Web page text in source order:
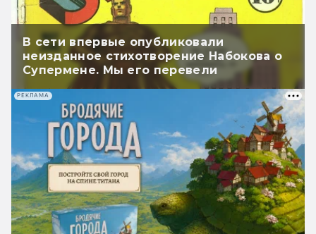
В сети впервые опубликовали
неизданное стихотворение Набокова о
Супермене. Мы его перевели
РЕКЛАМА